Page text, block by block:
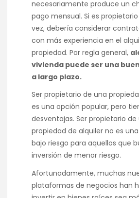
necesariamente produce un
pago mensual. Si es
vez, debería considerar
con más experiencia en el
propiedad. Por regla general,
vivienda puede ser una
a largo plazo.
Ser propietario de una
es una opción popular, pero
desventajas. Ser propietario de
propiedad de alquiler no es
bajo riesgo para aquellos que
inversión de menor riesgo.
Afortunadamente, muchas
plataformas de negocios han